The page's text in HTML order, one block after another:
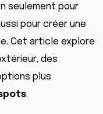
seulement pour
pour créer une
Cet article explore
des
plus
.